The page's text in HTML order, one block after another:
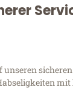
unseren